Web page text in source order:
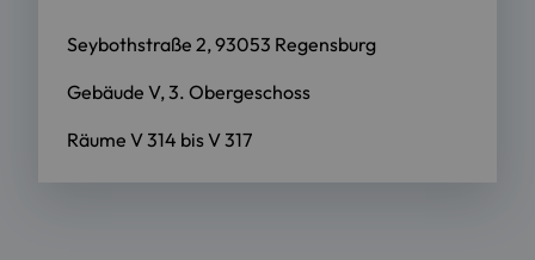
Seybothstraße 2, 93053 Regensburg
Gebäude V, 3. Obergeschoss
Räume V 314 bis V 317